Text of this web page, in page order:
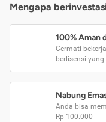
Mengapa
100% Aman
Cermati
berlisensi
Nabung
Anda bisa
Rp 100.000